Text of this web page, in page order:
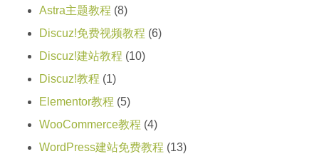
Astra主题教程 (8)
Discuz!免费视频教程 (6)
Discuz!建站教程 (10)
Discuz!教程 (1)
Elementor教程 (5)
WooCommerce教程 (4)
WordPress建站免费教程 (13)